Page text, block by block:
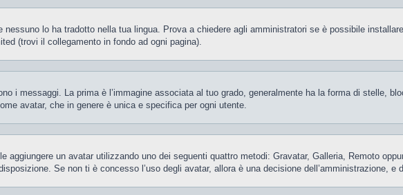
nessuno lo ha tradotto nella tua lingua. Prova a chiedere agli amministratori se è possibile
(trovi il collegamento in fondo ad ogni pagina).
i messaggi. La prima è l’immagine associata al tuo grado, generalmente ha la forma di stelle,
avatar, che in genere è unica e specifica per ogni utente.
aggiungere un avatar utilizzando uno dei seguenti quattro metodi: Gravatar, Galleria, Remoto
Se non ti è concesso l’uso degli avatar, allora è una decisione dell’amministrazione, e